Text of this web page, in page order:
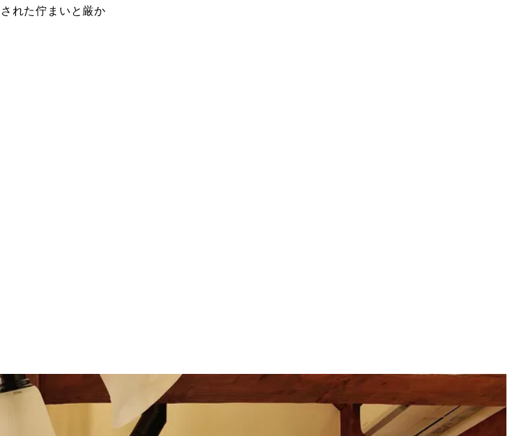
された佇まいと厳か